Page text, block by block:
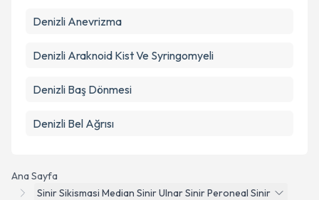
Ana Sayfa
Sinir Sikismasi Median Sinir Ulnar Sinir Peroneal Sinir
Denizli Anevrizma
Denizli Araknoid Kist Ve Syringomyeli
Denizli Baş Dönmesi
Denizli Bel Ağrısı